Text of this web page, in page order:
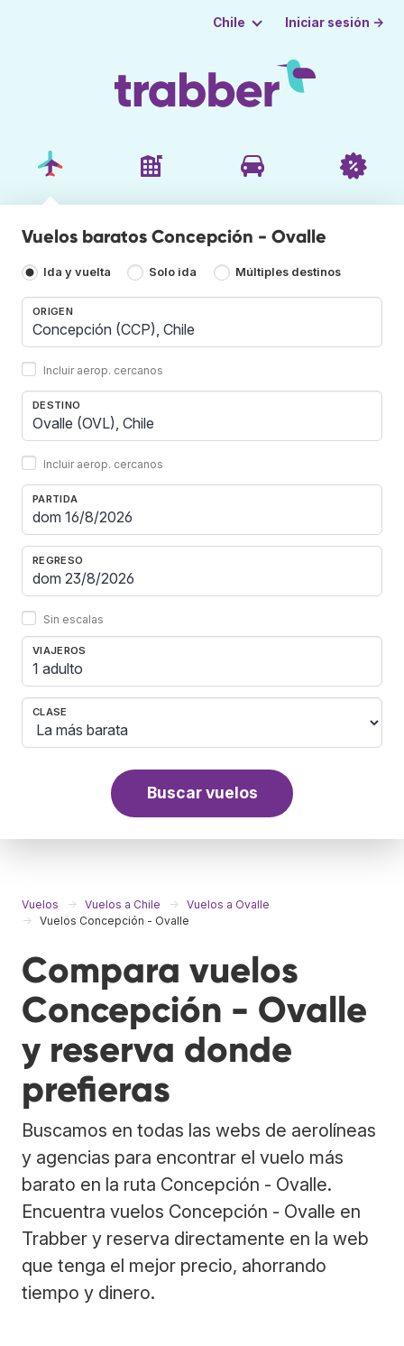
Chile Iniciar sesión →
Vuelos baratos Concepción - Ovalle
Ida y vuelta Solo ida Múltiples destinos
ORIGEN
Incluir aerop. cercanos
DESTINO
Incluir aerop. cercanos
PARTIDA
REGRESO
Sin escalas
VIAJEROS
1 adulto
CLASE
Buscar vuelos
Vuelos Vuelos a Chile
Vuelos a Ovalle
Vuelos Concepción - Ovalle
Compara vuelos
Concepción - Ovalle
y reserva donde
prefieras
Buscamos en todas las webs de aerolíneas
y agencias para encontrar el vuelo más
barato en la ruta Concepción - Ovalle.
Encuentra vuelos Concepción - Ovalle en
Trabber y reserva directamente en la web
que tenga el mejor precio, ahorrando
tiempo y dinero.